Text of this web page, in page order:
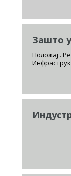
Зашто
Положај .